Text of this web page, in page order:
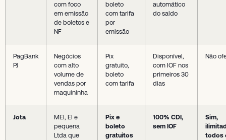
com foco
em emissão
de boletos e
NF
boleto
com tarifa
por
emissão
automático
do saldo
PagBank
PJ
Negócios
com alto
volume de
vendas por
maquininha
Pix
gratuito,
boleto
com tarifa
Disponível,
com IOF nos
primeiros 30
dias
Não
Jota
MEI, EI e
pequena
Ltda que
Pix e
boleto
gratuitos
100% CDI,
sem IOF
Sim,
todos